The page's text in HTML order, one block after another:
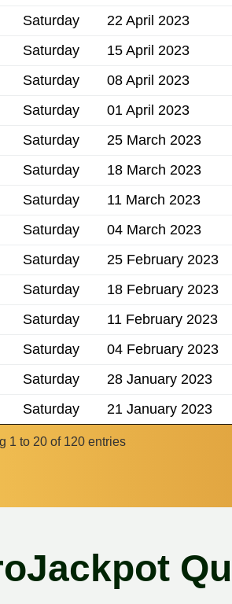
Saturday
22 April 2023
Saturday
15 April 2023
Saturday
08 April 2023
Saturday
01 April 2023
Saturday
25 March 2023
Saturday
18 March 2023
Saturday
11 March 2023
Saturday
04 March 2023
Saturday
25 February 2023
Saturday
18 February 2023
Saturday
11 February 2023
Saturday
04 February 2023
Saturday
28 January 2023
Saturday 21 January 2023
1 to 20 of 120 entries